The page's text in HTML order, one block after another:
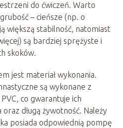
do ćwiczeń. Warto
– cieńsze (np. o
większą stabilność, natomiast
są bardziej sprężyste i
skoków.
jest materiał wykonania.
są wykonane z
co gwarantuje ich
długą żywotność. Należy
posiada odpowiednią pompę